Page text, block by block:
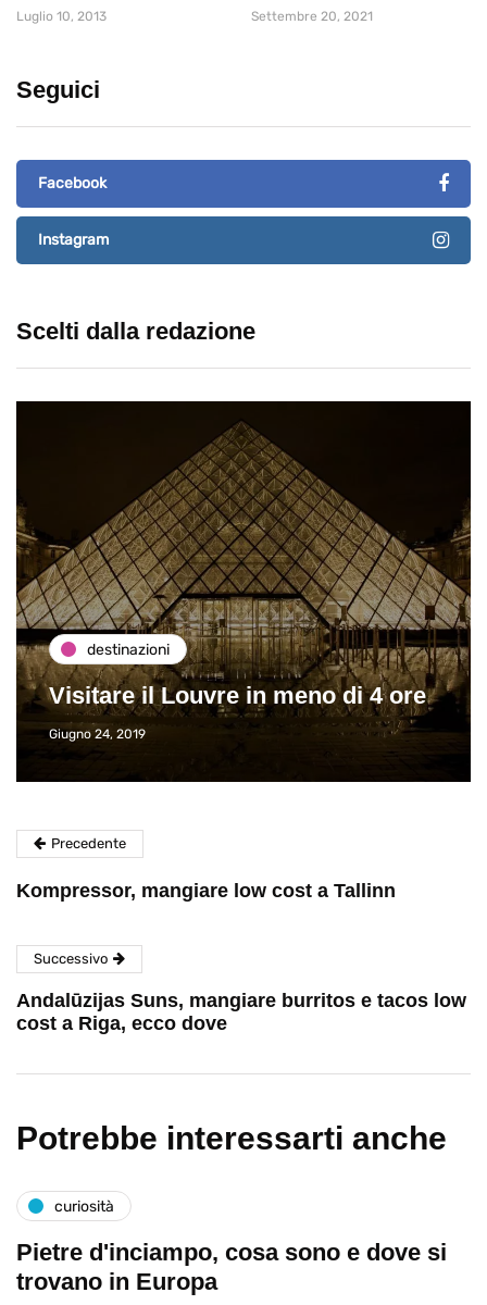
Luglio 10, 2013 Settembre 20, 2021
Seguici
Facebook
Instagram
Scelti dalla redazione
destinazioni
Visitare il Louvre in meno di 4 ore
Giugno 24, 2019
Precedente
Kompressor, mangiare low cost a Tallinn
Successivo
Andalūzijas Suns, mangiare burritos e tacos low
cost a Riga, ecco dove
Potrebbe interessarti anche
curiosità
Pietre d'inciampo, cosa sono e dove si
trovano in Europa